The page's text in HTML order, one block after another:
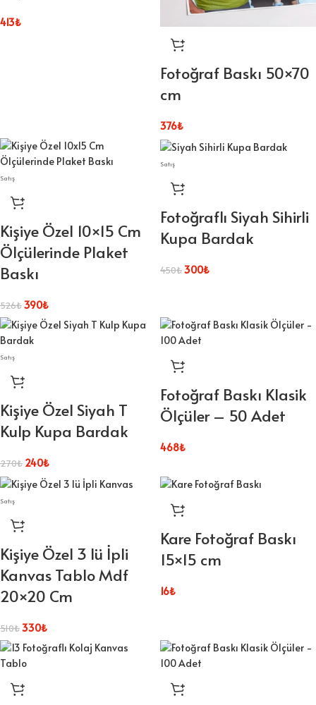
413₺
Fotoğraf Baskı 50×70
cm
376₺
Satış
Kişiye Özel 10×15 Cm
Ölçülerinde Plaket
Baskı
526₺390₺
Satış
Fotoğraflı Siyah Sihirli
Kupa Bardak
450₺300₺
Satış
Kişiye Özel Siyah T
Kulp Kupa Bardak
270₺ 240₺
Fotoğraf Baskı Klasik
Ölçüler – 50 Adet
468₺
Satış
Kişiye Özel 3 lü İpli
Kanvas Tablo Mdf
20×20 Cm
510₺330₺
Kare Fotoğraf Baskı
15×15 cm
16₺